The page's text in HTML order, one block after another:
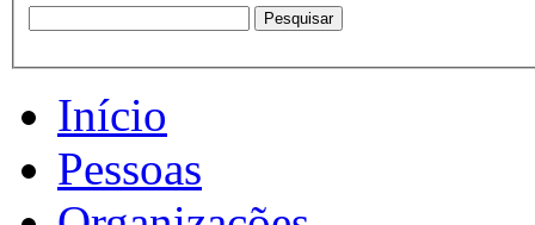
Início
Pessoas